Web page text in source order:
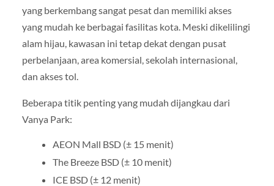
yang berkembang sangat pesat dan memiliki akses
yang mudah ke berbagai fasilitas kota. Meski dikelilingi
alam hijau, kawasan ini tetap dekat dengan pusat
perbelanjaan, area komersial, sekolah internasional,
dan akses tol.
Beberapa titik penting yang mudah dijangkau dari
Vanya Park:
AEON Mall BSD (± 15 menit)
The Breeze BSD (± 10 menit)
ICE BSD (± 12 menit)